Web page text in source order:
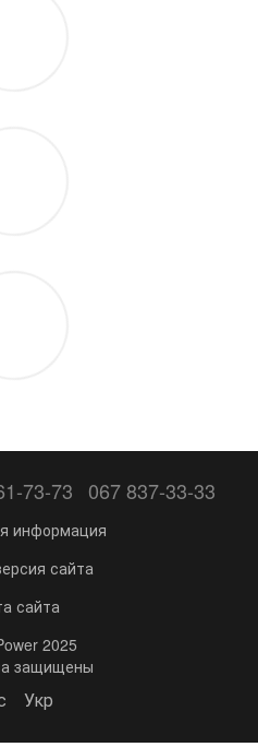
73-73 067 837-33-33
информация
сайта
сайта
2025
защищены
Укр